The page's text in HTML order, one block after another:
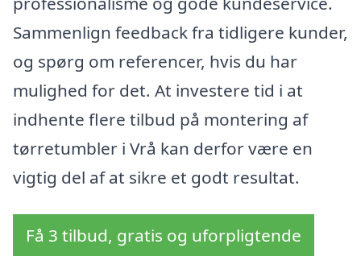
Sammenlign feedback fra tidligere kunder,
og spørg om referencer, hvis du har
mulighed for det. At investere tid i at
indhente flere tilbud på montering af
tørretumbler i Vrå kan derfor være en
vigtig del af at sikre et godt resultat.
Få 3 tilbud, gratis og uforpligtende